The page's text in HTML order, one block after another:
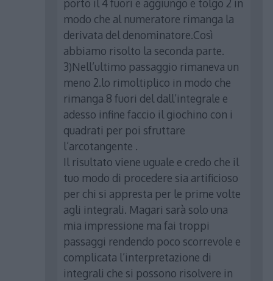
porto il 4 fuori e aggiungo e tolgo 2 in
modo che al numeratore rimanga la
derivata del denominatore.Così
abbiamo risolto la seconda parte.
3)Nell’ultimo passaggio rimaneva un
meno 2.lo rimoltiplico in modo che
rimanga 8 fuori del dall’integrale e
adesso infine faccio il giochino con i
quadrati per poi sfruttare
l’arcotangente .
Il risultato viene uguale e credo che il
tuo modo di procedere sia artificioso
per chi si appresta per le prime volte
agli integrali. Magari sarà solo una
mia impressione ma fai troppi
passaggi rendendo poco scorrevole e
complicata l’interpretazione di
integrali che si possono risolvere in